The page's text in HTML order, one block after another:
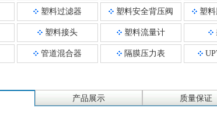
塑料过滤器 塑料安全背压阀 塑
塑料接头 塑料流量计
管道混合器 隔膜压力表
产品展示 质量保证